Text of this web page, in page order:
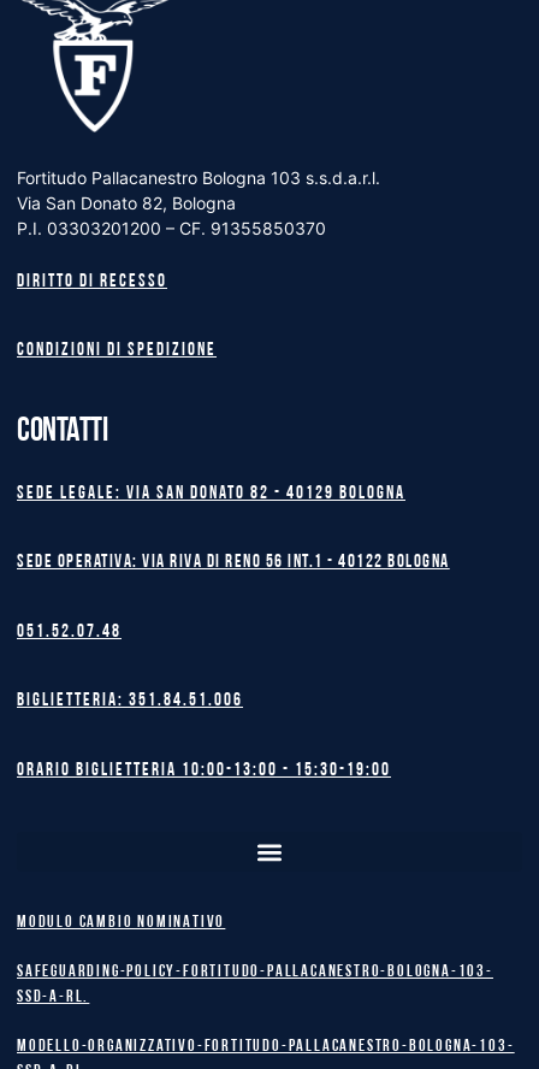
Fortitudo Pallacanestro Bologna 103 s.s.d.a.r.l.
Via San Donato 82, Bologna
P.I. 03303201200 – CF. 91355850370
Diritto di recesso
Condizioni di spedizione
CONTATTI
Sede legale: Via San Donato 82 - 40129 BOLOGNA
Sede operativa: Via Riva di Reno 56 int.1 - 40122 BOLOGNA
051.52.07.48
Biglietteria: 351.84.51.006
Orario biglietteria 10:00-13:00 - 15:30-19:00
MODULO CAMBIO NOMINATIVO
safeguarding-policy-Fortitudo-Pallacanestro-Bologna-103-
SSD-A-RL.
Modello-Organizzativo-Fortitudo-Pallacanestro-Bologna-103-